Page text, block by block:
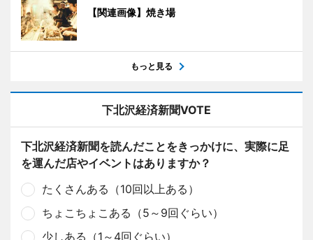
【関連画像】焼き場
もっと見る
下北沢経済新聞VOTE
下北沢経済新聞を読んだことをきっかけに、実際に足
を運んだ店やイベントはありますか？
たくさんある（10回以上ある）
ちょこちょこある（5～9回ぐらい）
少しある（1～4回ぐらい）